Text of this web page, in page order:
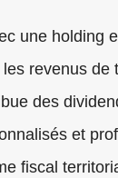
une holding
revenus de
des
et
fiscal